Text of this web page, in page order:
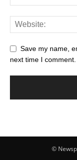
Save my name,
next time I comment.
©